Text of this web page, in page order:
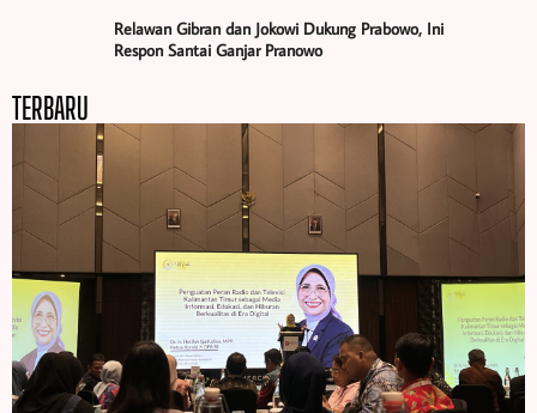
Relawan Gibran dan Jokowi Dukung Prabowo, Ini
Respon Santai Ganjar Pranowo
TERBARU